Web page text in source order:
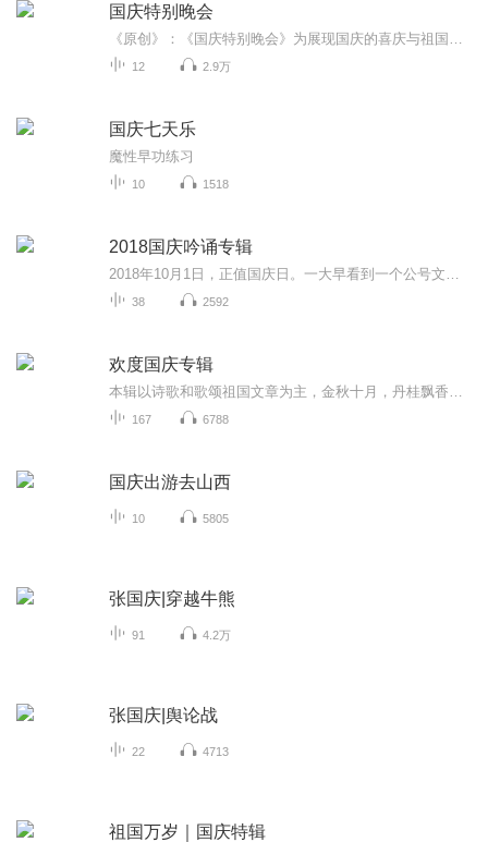
国庆特别晚会
12 2.9万
国庆七天乐
魔性早功练习
10 1518
2018国庆吟诵专辑
38 2592
欢度国庆专辑
167 6788
国庆出游去山西
10 5805
张国庆|穿越牛熊
91 4.2万
张国庆|舆论战
22 4713
祖国万岁｜国庆特辑